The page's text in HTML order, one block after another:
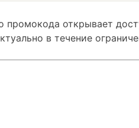
промокода открывает
в течение